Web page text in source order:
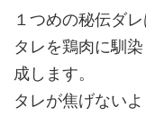
１つめの秘伝ダ
タレを鶏肉に馴
成します。
タレが焦げない